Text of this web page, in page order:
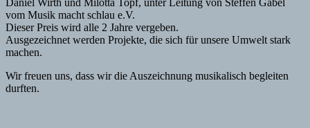
Daniel Wirth und Milotta Topf, unter Leitung von Steffen Gabel
vom Musik macht schlau e.V.
Dieser Preis wird alle 2 Jahre vergeben.
Ausgezeichnet werden Projekte, die sich für unsere Umwelt stark
machen.
Wir freuen uns, dass wir die Auszeichnung musikalisch begleiten
durften.